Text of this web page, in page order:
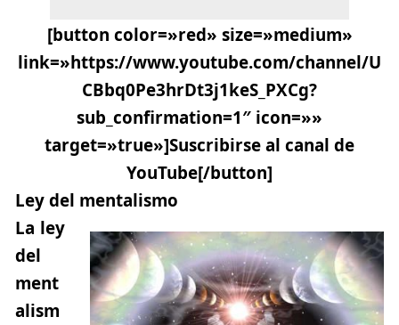
[button color=»red» size=»medium»
link=»https://www.youtube.com/channel/U
CBbq0Pe3hrDt3j1keS_PXCg?
sub_confirmation=1″ icon=»»
target=»true»]Suscribirse al canal de
YouTube[/button]
Ley del mentalismo
La ley
del
ment
alism